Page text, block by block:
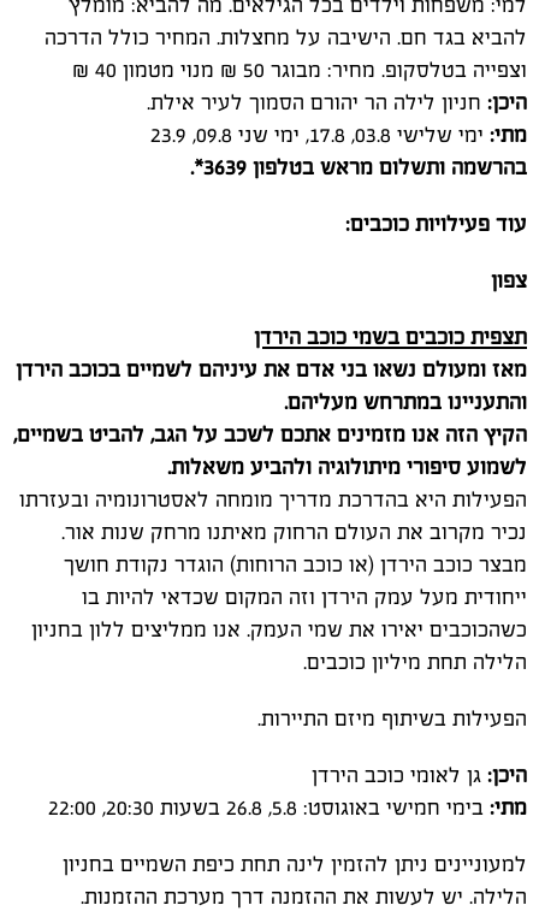
להביא בגד חם. הישיבה על מחצלות. המחיר כולל הדרכה
וצפייה בטלסקופ. מחיר: מבוגר 50 ₪ מנוי מטמון 40 ₪
היכן: חניון לילה הר יהורם הסמוך לעיר אילת.
מתי: ימי שלישי 03.8, 17.8, ימי שני 09.8, 23.9
בהרשמה ותשלום מראש בטלפון 3639
*.
עוד פעילויות כוכבים:
צפון
תצפית כוכבים בשמי כוכב הירדן
מאז ומעולם נשאו בני אדם את עיניהם לשמיים בכוכב הירדן
והתעניינו במתרחש מעליהם.
הקיץ הזה אנו מזמינים אתכם לשכב על הגב, להביט בשמיים,
לשמוע סיפורי מיתולוגיה ולהביע משאלות.
הפעילות היא בהדרכת מדריך מומחה לאסטרונומיה ובעזרתו
נכיר מקרוב את העולם הרחוק מאיתנו מרחק שנות אור.
מבצר כוכב הירדן (או כוכב הרוחות) הוגדר נקודת חושך
ייחודית מעל עמק הירדן וזה המקום שכדאי להיות בו
כשהכוכבים יאירו את שמי העמק. אנו ממליצים ללון בחניון
הלילה תחת מיליון כוכבים.
הפעילות בשיתוף מיזם התיירות.
היכן: גן לאומי כוכב הירדן
מתי: בימי חמישי באוגוסט: 5.8, 26.8 בשעות 20:30, 22:00
למעוניינים ניתן להזמין לינה תחת כיפת השמיים בחניון
הלילה. יש לעשות את ההזמנה דרך מערכת ההזמנות.